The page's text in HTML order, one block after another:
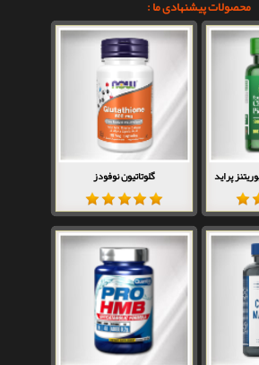
محصولات پیشنهادی ما :
پراید گلوتاتیون نوفودز